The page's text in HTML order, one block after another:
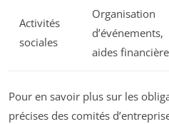
Activités
sociales
Organisation
d’événements,
aides
Pour en savoir plus sur les
précises des comités